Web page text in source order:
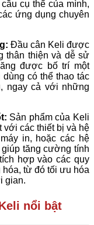
cụ thể của mình,
ứng dụng chuyên
Đầu cân Keli được
thân thiện và dễ sử
được bố trí một
có thể thao tác
ngay cả với những
Sản phẩm của Keli
với các thiết bị và hệ
in, hoặc các hệ
tăng cường tính
hợp vào các quy
từ đó tối ưu hóa
gian.
nổi bật